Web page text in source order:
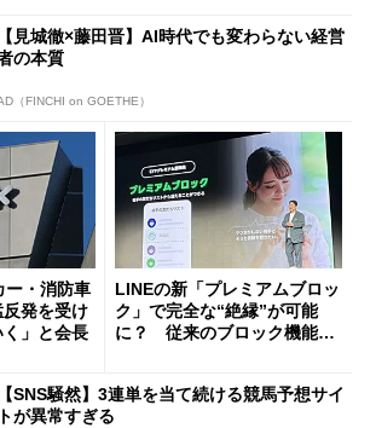
【見城徹×藤田晋】AI時代でも変わらない経営
の本質
（FINCHI on GOETHE）
ー・消防車
発を受け
く」と会長
LINEの新「プレミアムブロッ
ク」で完全な“絶縁”が可能
に？ 従来のブロック機能と
【SNS騒然】3連単を当て続ける競馬予想サイ
トが異常すぎる